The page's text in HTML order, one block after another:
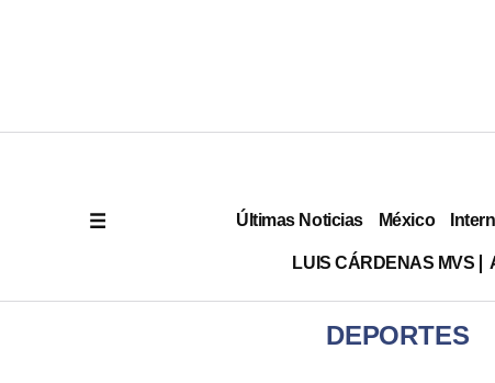
Últimas Noticias México
LUIS CÁRDENAS MVS
DEPORTES